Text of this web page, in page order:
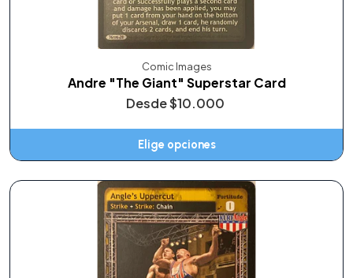
Comic Images
Andre "The Giant" Superstar Card
Desde$10.000
Elige opciones